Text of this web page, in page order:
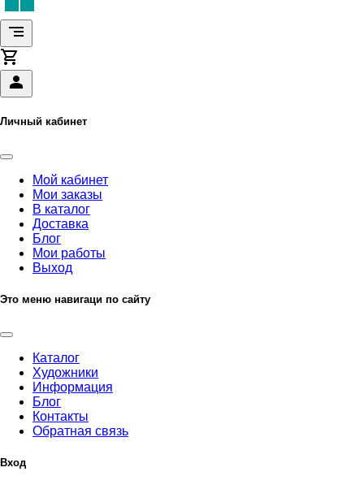
Личный кабинет
Мой кабинет
Мои заказы
В каталог
Доставка
Блог
Мои работы
Выход
Это меню навигаци по сайту
Каталог
Художники
Информация
Блог
Контакты
Обратная связь
Вход